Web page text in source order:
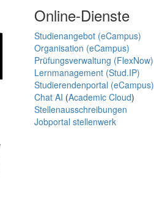
Online-Dienste
Studienangebot (eCampus)
Organisation (eCampus)
Prüfungsverwaltung (FlexNow)
Lernmanagement (Stud.IP)
Studierendenportal (eCampus)
Chat AI (Academic Cloud)
Stellenausschreibungen
Jobportal stellenwerk